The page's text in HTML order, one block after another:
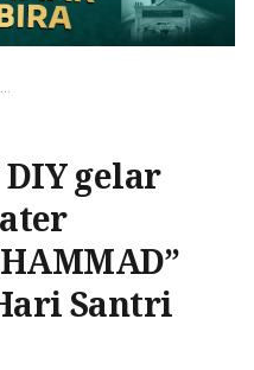
Lesbumi PWNU DIY gelar Pertunjukan Teater “MEMBURU MUHAMMAD” dalam Rangka Hari Santri Nasional 2024
gelar
Santri